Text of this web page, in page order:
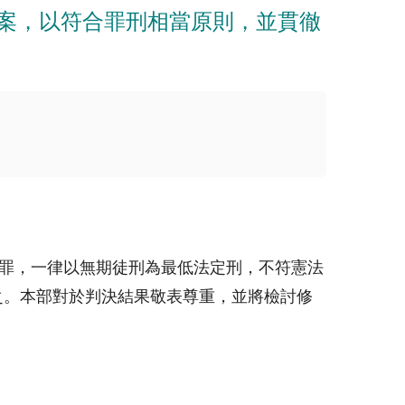
，以符合罪刑相當原則，並貫徹
，一律以無期徒刑為最低法定刑，不符憲法
本部對於判決結果敬表尊重，並將檢討修